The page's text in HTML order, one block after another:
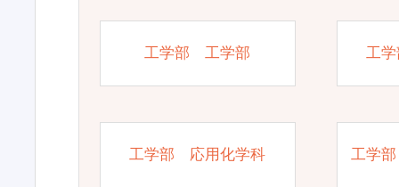
工学部 工学部 工
工学部 応用化学科 工学